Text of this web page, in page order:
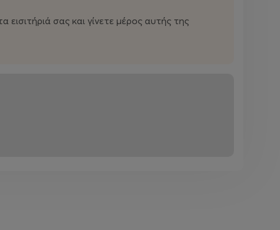
σας και γίνετε μέρος αυτής της